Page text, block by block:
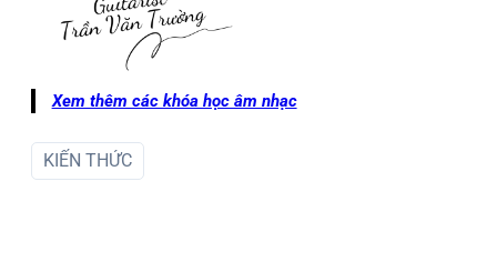
Xem thêm các khóa học âm nhạc
KIẾN THỨC